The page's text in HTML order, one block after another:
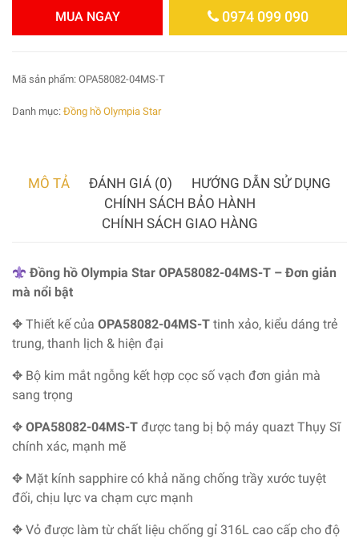
MUA NGAY 0974 099 090
Mã sản phẩm: OPA58082-04MS-T
Danh mục: Đồng hồ Olympia Star
MÔ TẢ ĐÁNH GIÁ (0)
HƯỚNG DẪN SỬ DỤNG
CHÍNH SÁCH BẢO HÀNH
CHÍNH SÁCH GIAO HÀNG
Đồng hồ Olympia Star OPA58082-04MS-T – Đơn giản
mà nổi bật
✥ Thiết kế của OPA58082-04MS-T tinh xảo, kiểu dáng trẻ
trung, thanh lịch & hiện đại
✥ Bộ kim mắt ngỗng kết hợp cọc số vạch đơn giản mà
sang trọng
✥ OPA58082-04MS-T được tang bị bộ máy quazt Thụy Sĩ
chính xác, mạnh mẽ
✥ Mặt kính sapphire có khả năng chống trầy xước tuyệt
đối, chịu lực va chạm cực mạnh
✥ Vỏ được làm từ chất liệu chống gỉ 316L cao cấp cho độ